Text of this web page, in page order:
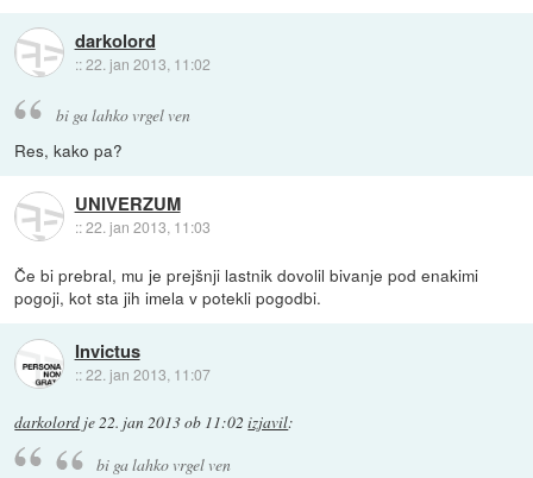
darkolord
::22. jan 2013, 11:02
bi ga lahko vrgel ven
Res, kako pa?
UNIVERZUM
::22. jan 2013, 11:03
Če bi prebral, mu je prejšnji lastnik dovolil bivanje pod enakimi
pogoji, kot sta jih imela v potekli pogodbi.
Invictus
::22. jan 2013, 11:07
darkolord je22. jan 2013 ob 11:02 izjavil:
bi ga lahko vrgel ven